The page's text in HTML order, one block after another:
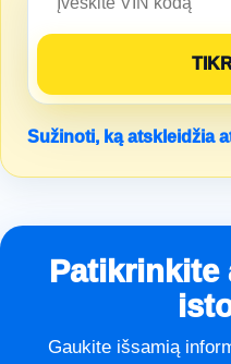
Sužinoti, ką atskleidžia
Gaukite išsamią